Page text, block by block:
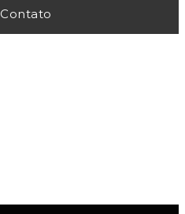
Contato